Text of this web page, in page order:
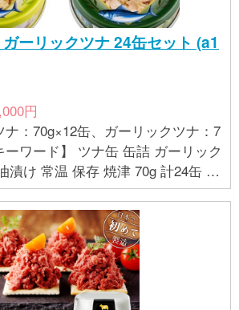
ーリックツナ 24缶セット (a1
円
：70g×12缶、ガーリックツナ：7
漬け 常温 保存 焼津 70g 計24缶 S
ガーリックツナ 24缶 セット